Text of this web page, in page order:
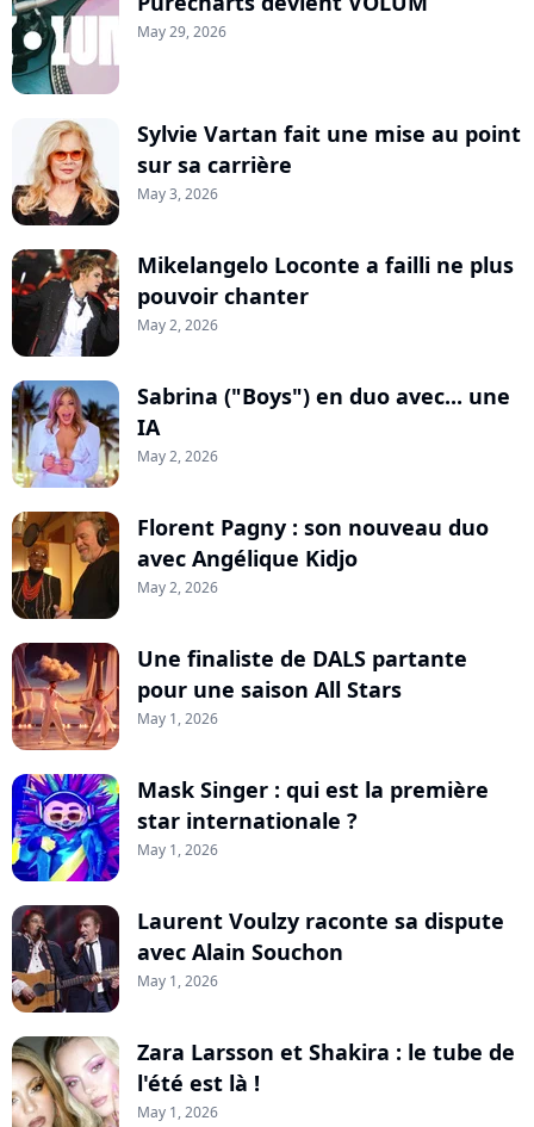
May 29, 2026
Sylvie Vartan fait une mise au point
sur sa carrière
May 3, 2026
Mikelangelo Loconte a failli ne plus
pouvoir chanter
May 2, 2026
Sabrina ("Boys") en duo avec... une
IA
May 2, 2026
Florent Pagny : son nouveau duo
avec Angélique Kidjo
May 2, 2026
Une finaliste de DALS partante
pour une saison All Stars
May 1, 2026
Mask Singer : qui est la première
star internationale ?
May 1, 2026
Laurent Voulzy raconte sa dispute
avec Alain Souchon
May 1, 2026
Zara Larsson et Shakira : le tube de
l'été est là !
May 1, 2026